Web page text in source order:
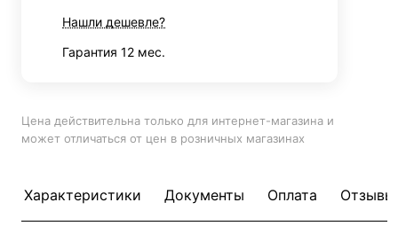
Нашли дешевле?
Гарантия 12 мес.
Цена действительна только для интернет-магазина и
может отличаться от цен в розничных магазинах
Характеристики Документы Оплата Отзывы